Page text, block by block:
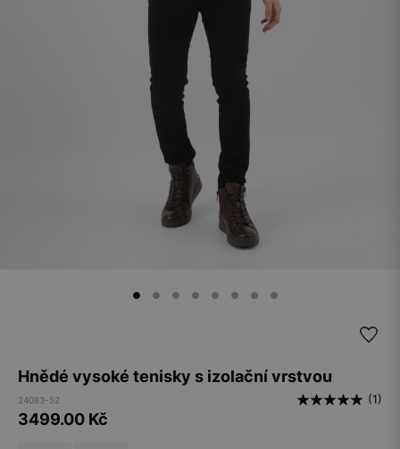
Hnědé vysoké tenisky s izolační vrstvou
24083-52 (1)
3499.00 Kč